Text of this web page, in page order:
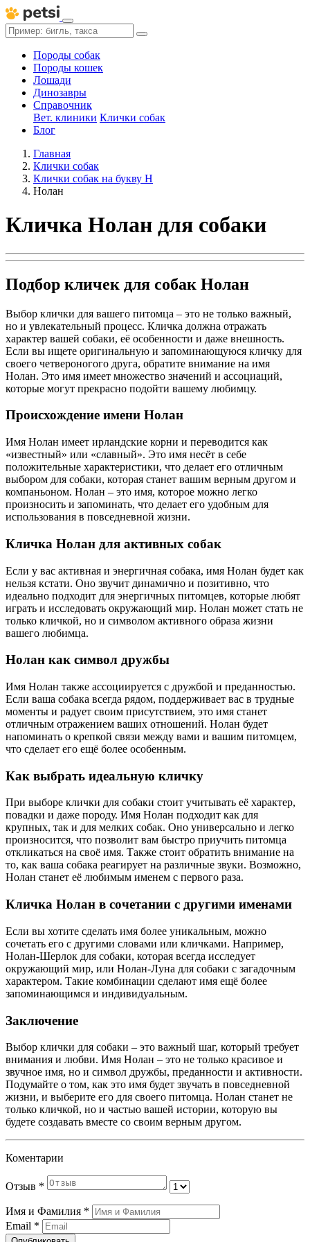
Породы собак
Породы кошек
Лошади
Динозавры
Справочник
Вет. клиники Клички собак
Блог
Главная
Клички собак
Клички собак на букву Н
Нолан
Кличка Нолан для собаки
Подбор кличек для собак Нолан
Выбор клички для вашего питомца – это не только важный,
но и увлекательный процесс. Кличка должна отражать
характер вашей собаки, её особенности и даже внешность.
Если вы ищете оригинальную и запоминающуюся кличку для
своего четвероногого друга, обратите внимание на имя
Нолан. Это имя имеет множество значений и ассоциаций,
которые могут прекрасно подойти вашему любимцу.
Происхождение имени Нолан
Имя Нолан имеет ирландские корни и переводится как
«известный» или «славный». Это имя несёт в себе
положительные характеристики, что делает его отличным
выбором для собаки, которая станет вашим верным другом и
компаньоном. Нолан – это имя, которое можно легко
произносить и запоминать, что делает его удобным для
использования в повседневной жизни.
Кличка Нолан для активных собак
Если у вас активная и энергичная собака, имя Нолан будет как
нельзя кстати. Оно звучит динамично и позитивно, что
идеально подходит для энергичных питомцев, которые любят
играть и исследовать окружающий мир. Нолан может стать не
только кличкой, но и символом активного образа жизни
вашего любимца.
Нолан как символ дружбы
Имя Нолан также ассоциируется с дружбой и преданностью.
Если ваша собака всегда рядом, поддерживает вас в трудные
моменты и радует своим присутствием, это имя станет
отличным отражением ваших отношений. Нолан будет
напоминать о крепкой связи между вами и вашим питомцем,
что сделает его ещё более особенным.
Как выбрать идеальную кличку
При выборе клички для собаки стоит учитывать её характер,
повадки и даже породу. Имя Нолан подходит как для
крупных, так и для мелких собак. Оно универсально и легко
произносится, что позволит вам быстро приучить питомца
откликаться на своё имя. Также стоит обратить внимание на
то, как ваша собака реагирует на различные звуки. Возможно,
Нолан станет её любимым именем с первого раза.
Кличка Нолан в сочетании с другими именами
Если вы хотите сделать имя более уникальным, можно
сочетать его с другими словами или кличками. Например,
Нолан-Шерлок для собаки, которая всегда исследует
окружающий мир, или Нолан-Луна для собаки с загадочным
характером. Такие комбинации сделают имя ещё более
запоминающимся и индивидуальным.
Заключение
Выбор клички для собаки – это важный шаг, который требует
внимания и любви. Имя Нолан – это не только красивое и
звучное имя, но и символ дружбы, преданности и активности.
Подумайте о том, как это имя будет звучать в повседневной
жизни, и выберите его для своего питомца. Нолан станет не
только кличкой, но и частью вашей истории, которую вы
будете создавать вместе со своим верным другом.
Коментарии
Отзыв *
Имя и Фамилия *
Email *